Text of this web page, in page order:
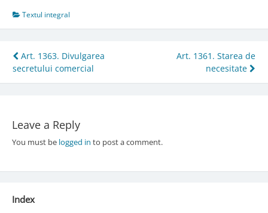
Textul integral
Post
navigation
Art. 1363. Divulgarea
secretului comercial
Art. 1361. Starea de
necesitate
Leave a Reply
You must be logged in to post a comment.
Index